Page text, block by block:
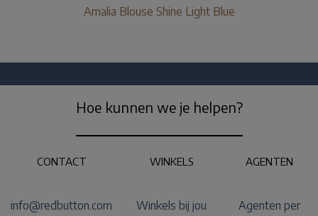
Amalia Blouse Shine Light Blue
Hoe kunnen we je helpen?
CONTACT
info@redbutton.com
WINKELS
Winkels bij jou
AGENTEN
Agenten per